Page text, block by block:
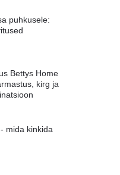
puhkusele:
Bettys Home
kirg ja
mida kinkida